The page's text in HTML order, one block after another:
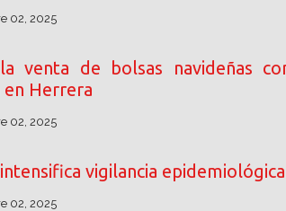
02, 2025
venta de bolsas navideñas
en Herrera
02, 2025
vigilancia epidemiológica
02, 2025